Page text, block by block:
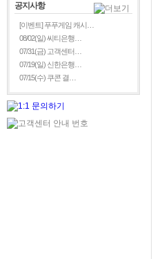
공지사항
[이벤트] 푸푸게임 캐시…
08/02(일) 씨티은행…
07/31(금) 고객센터…
07/19(일) 신한은행…
07/15(수) 쿠콘 결…